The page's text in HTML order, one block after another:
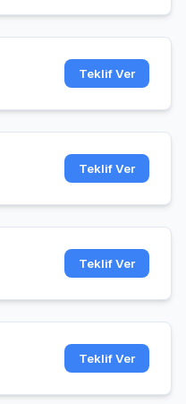
Teklif Ver
Teklif Ver
Teklif Ver
Teklif Ver